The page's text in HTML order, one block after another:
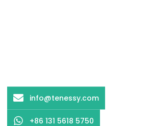
info@tenessy.com
+86 131 5618 5750